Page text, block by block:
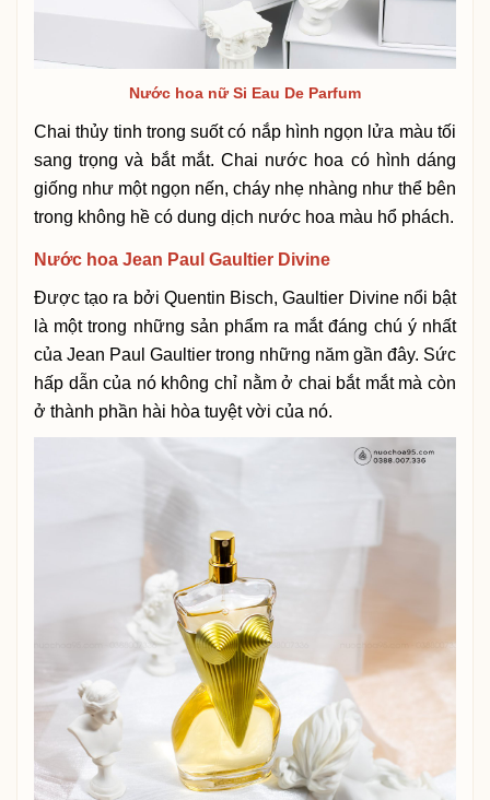
Nước hoa nữ Si Eau De Parfum
Chai thủy tinh trong suốt có nắp hình ngọn lửa màu tối
sang trọng và bắt mắt. Chai nước hoa có hình dáng
giống như một ngọn nến, cháy nhẹ nhàng như thể bên
trong không hề có dung dịch nước hoa màu hổ phách.
Nước hoa Jean Paul Gaultier Divine
Được tạo ra bởi Quentin Bisch, Gaultier Divine nổi bật
là một trong những sản phẩm ra mắt đáng chú ý nhất
của Jean Paul Gaultier trong những năm gần đây. Sức
hấp dẫn của nó không chỉ nằm ở chai bắt mắt mà còn
ở thành phần hài hòa tuyệt vời của nó.